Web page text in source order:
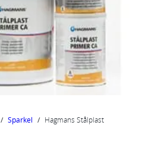
/ Sparkel / Hagmans Stålplast